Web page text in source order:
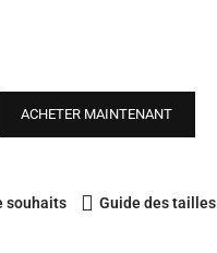
ACHETER MAINTENANT
souhaits Guide des tailles